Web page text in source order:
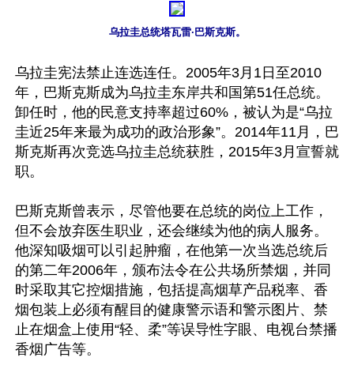
乌拉圭总统塔瓦雷·巴斯克斯。
乌拉圭宪法禁止连选连任。2005年3月1日至2010
年，巴斯克斯成为乌拉圭东岸共和国第51任总统。
卸任时，他的民意支持率超过60%，被认为是“乌拉
圭近25年来最为成功的政治形象”。2014年11月，巴
斯克斯再次竞选乌拉圭总统获胜，2015年3月宣誓就
职。
巴斯克斯曾表示，尽管他要在总统的岗位上工作，
但不会放弃医生职业，还会继续为他的病人服务。
他深知吸烟可以引起肿瘤，在他第一次当选总统后
的第二年2006年，颁布法令在公共场所禁烟，并同
时采取其它控烟措施，包括提高烟草产品税率、香
烟包装上必须有醒目的健康警示语和警示图片、禁
止在烟盒上使用“轻、柔”等误导性字眼、电视台禁播
香烟广告等。